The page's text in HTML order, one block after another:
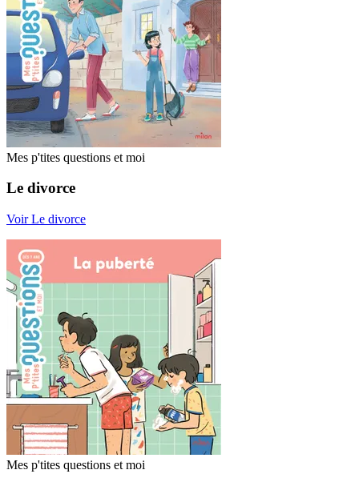
Mes p'tites questions et moi
Le divorce
Voir Le divorce
Mes p'tites questions et moi